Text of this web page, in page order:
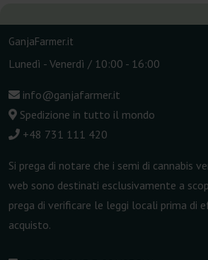
GanjaFarmer.it
Lunedì - Venerdì / 10:00 - 16:00
info@ganjafarmer.it
Spedizione in tutto il mondo
+48 731 111 420
Si prega di notare che i semi di cannabis
web sono destinati esclusivamente a
prega di verificare le leggi locali prima di
acquisto.